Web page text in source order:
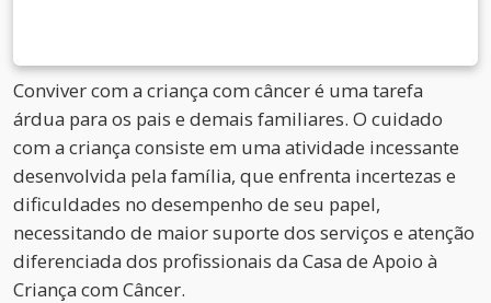
Conviver com a criança com câncer é uma tarefa
árdua para os pais e demais familiares. O cuidado
com a criança consiste em uma atividade incessante
desenvolvida pela família, que enfrenta incertezas e
dificuldades no desempenho de seu papel,
necessitando de maior suporte dos serviços e atenção
diferenciada dos profissionais da Casa de Apoio à
Criança com Câncer.